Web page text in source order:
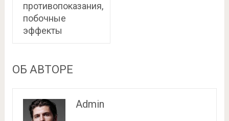
противопоказания,
побочные
эффекты
ОБ АВТОРЕ
Admin